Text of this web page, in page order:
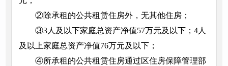
②除承租的公共租赁住房外，无其他住房；
③3人及以下家庭总资产净值57万元及以下；4人
及以上家庭总资产净值76万元及以下；
④所承租的公共租赁住房通过区住房保障管理部